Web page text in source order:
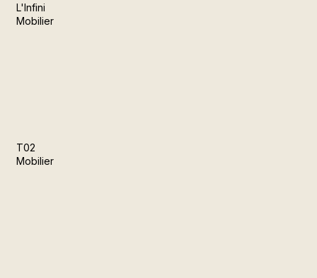
L'Infini
Mobilier
T02
Mobilier